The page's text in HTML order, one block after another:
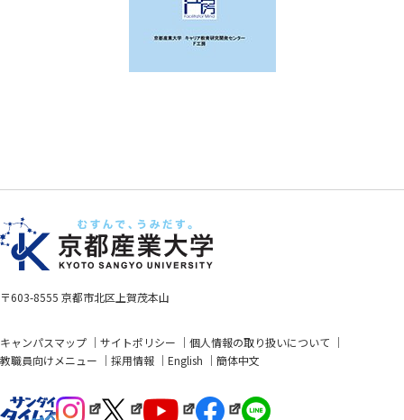
〒603-8555 京都市北区上賀茂本山
キャンパスマップ サイトポリシー
個人情報の取り扱いについて
教職員向けメニュー
採用情報 English 簡体中文